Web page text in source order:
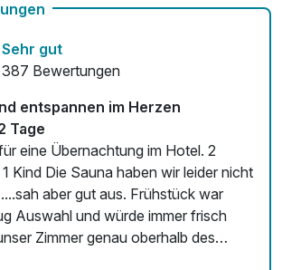
45,00 €
pro Person (30 Minuten)
15,00 €
Sehr gut
387 Bewertungen
entspannen im Herzen
Tage
eine Übernachtung im Hotel. 2
Kind Die Sauna haben wir leider nicht
gut aus. Frühstück war
Auswahl und würde immer frisch
es auch noch um 23 Uhr ziemlich